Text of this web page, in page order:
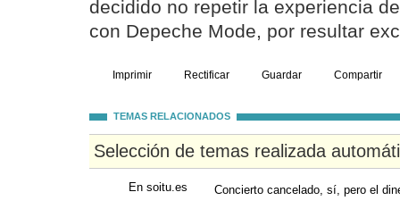
decidido no repetir la experiencia
con Depeche Mode, por resultar
Imprimir Rectificar Guardar Compartir
TEMAS RELACIONADOS
Selección de temas realizada
En soitu.es Concierto cancelado, sí, pero el